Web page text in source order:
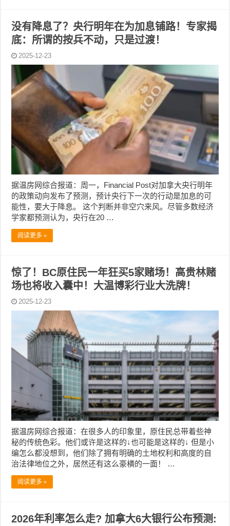
没有降息了？央行明年在为加息铺路！专家揭
底：所谓的按兵不动，只是过渡！
2025-12-23
据温房网综合报道：周一，Financial Post对加拿大央行明年
的政策动向发布了预测，预计央行下一次的行动是加息的可
能性，要大于降息。 这个判断并非空穴来风。尽管多数经济
学家都预测认为，央行在20 …
阅读更多 »
惊了！BC原住民一年狂买5家赌场！高贵林赌
场也将收入囊中！大温博彩行业大洗牌！
2025-12-23
据温房网综合报道：在很多人的印象里，原住民总带着些神
秘的传统色彩。他们或许是这样的↓也可能是这样的↓ 但是小
编怎么都没想到，他们除了拥有明确的土地权利和高度的自
治法律地位之外，居然还有这么豪横的一面！ …
阅读更多 »
2026年利率怎么走? 加拿大6大银行公布预测: